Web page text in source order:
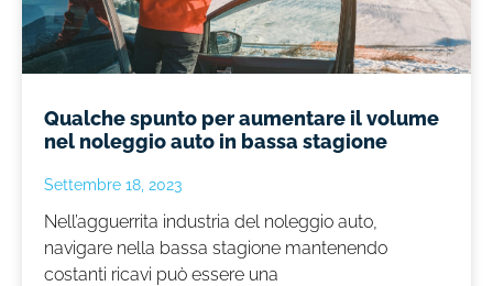
Qualche spunto per aumentare il volume
nel noleggio auto in bassa stagione
Settembre 18, 2023
Nell’agguerrita industria del noleggio auto,
navigare nella bassa stagione mantenendo
costanti ricavi può essere una